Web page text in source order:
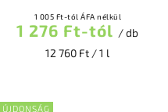
1 005 Ft-tól ÁFA nélkül
1 276 Ft-tól / db
12 760 Ft / 1 l
ÚJDONSÁG